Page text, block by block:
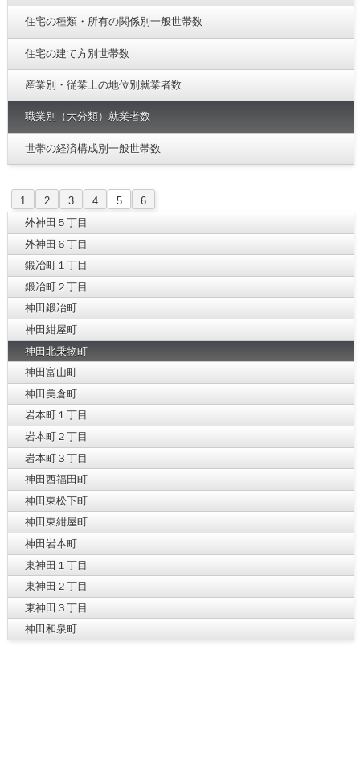
住宅の種類・所有の関係別一般世帯数
住宅の建て方別世帯数
産業別・従業上の地位別就業者数
職業別（大分類）就業者数
世帯の経済構成別一般世帯数
1 2 3 4 5
6
外神田５丁目
外神田６丁目
鍛冶町１丁目
鍛冶町２丁目
神田鍛冶町
神田紺屋町
神田北乗物町
神田富山町
神田美倉町
岩本町１丁目
岩本町２丁目
岩本町３丁目
神田西福田町
神田東松下町
神田東紺屋町
神田岩本町
東神田１丁目
東神田２丁目
東神田３丁目
神田和泉町